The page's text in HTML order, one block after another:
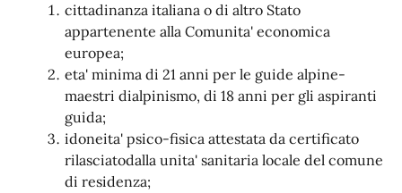
cittadinanza italiana o di altro Stato
appartenente alla Comunita' economica
europea;
eta' minima di 21 anni per le guide alpine-
maestri dialpinismo, di 18 anni per gli aspiranti
guida;
idoneita' psico-fisica attestata da certificato
rilasciatodalla unita' sanitaria locale del comune
di residenza;